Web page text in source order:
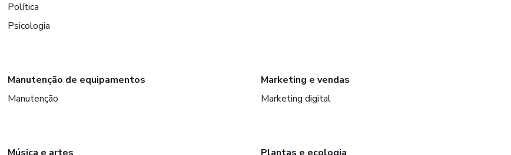
Política
Psicologia
Manutenção de equipamentos
Manutenção
Marketing e vendas
Marketing digital